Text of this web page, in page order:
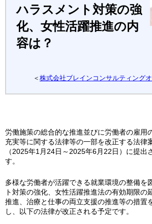
ハラスメント対策の強
化、女性活躍推進の内
容は？
＜ 株式会社ブレインコンサルティング
労働施策の総合的な推進並びに労働者の雇用
充実等に関する法律等の一部を改正する法律
（2025年1月24日～2025年6月22日）に提出
す。
多様な労働者が活躍できる就業環境の整備を
ト対策の強化、女性活躍推進法の有効期限の
推進、治療と仕事の両立支援の推進等の措置
し、以下の法律が改正される予定です。